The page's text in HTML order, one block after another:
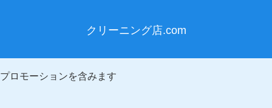
クリーニング店.com
プロモーションを含みます